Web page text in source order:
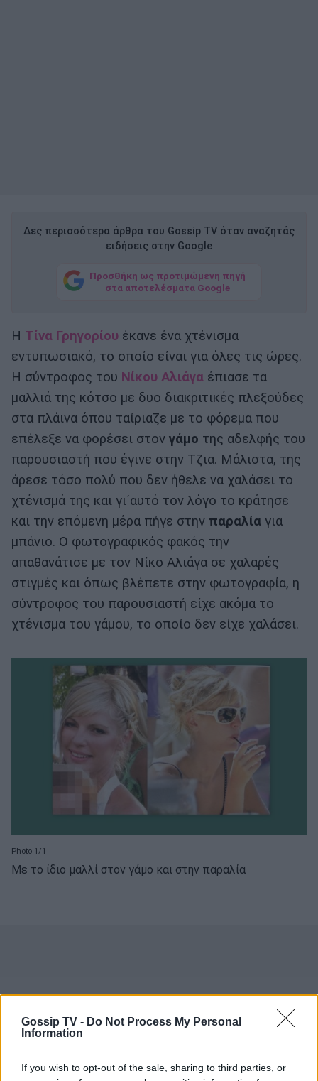
Gossip TV - Do Not Process My Personal
Information
If you wish to opt-out of the sale, sharing to third parties, or
Δες περισσότερα άρθρα του Gossip TV όταν αναζητάς
ειδήσεις στην Google
Προσθήκη ως προτιμώμενη πηγή
στα αποτελέσματα Google
Η Τίνα Γρηγορίου έκανε ένα χτένισμα
εντυπωσιακό, το οποίο είναι για όλες τις ώρες.
Η σύντροφος του Νίκου Αλιάγα έπιασε τα
μαλλιά της κότσο με δυο διακριτικές πλεξούδες
στα πλάινα όπου ταίριαζε με το φόρεμα που
επέλεξε να φορέσει στον γάμο της αδελφής του
παρουσιαστή που έγινε στην Τζια. Μάλιστα, της
άρεσε τόσο πολύ που δεν ήθελε να χαλάσει το
χτένισμά της και γι΄αυτό τον λόγο το κράτησε
και την επόμενη μέρα πήγε στην παραλία για
μπάνιο. Ο φωτογραφικός φακός την
απαθανάτισε με τον Νίκο Αλιάγα σε χαλαρές
στιγμές και όπως βλέπετε στην φωτογραφία, η
σύντροφος του παρουσιαστή είχε ακόμα το
χτένισμα του γάμου, το οποίο δεν είχε χαλάσει.
Photo 1/1
Με το ίδιο μαλλί στον γάμο και στην παραλία